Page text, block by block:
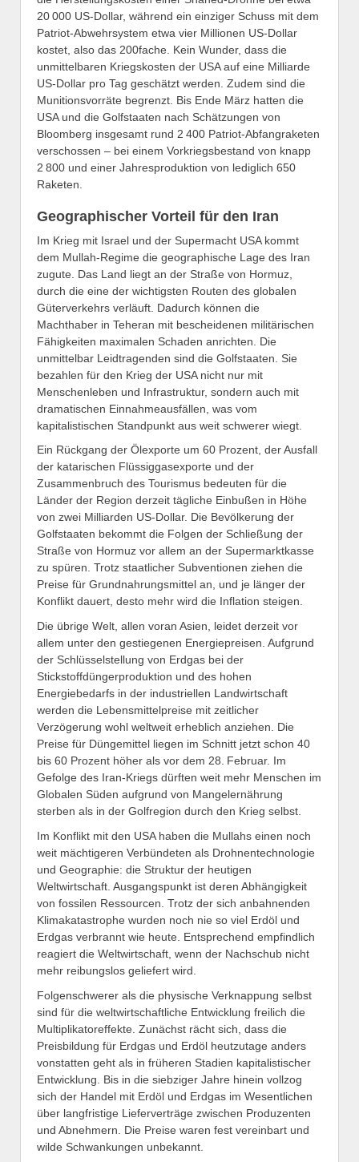
20 000 US-Dollar, während ein einziger Schuss mit dem
Patriot-Abwehrsystem etwa vier Millionen US-Dollar
kostet, also das 200fache. Kein Wunder, dass die
unmittelbaren Kriegskosten der USA auf eine Milliarde
US-Dollar pro Tag geschätzt werden. Zudem sind die
Munitionsvorräte begrenzt. Bis Ende März hatten die
USA und die Golfstaaten nach Schätzungen von
Bloomberg insgesamt rund 2 400 Patriot-Abfangraketen
verschossen – bei einem Vorkriegsbestand von knapp
2 800 und einer Jahresproduktion von lediglich 650
Raketen.
Geographischer Vorteil für den Iran
Im Krieg mit Israel und der Supermacht USA kommt
dem Mullah-Regime die geographische Lage des Iran
zugute. Das Land liegt an der Straße von Hormuz,
durch die eine der wichtigsten Routen des globalen
Güterverkehrs verläuft. Dadurch können die
Machthaber in Teheran mit bescheidenen militärischen
Fähigkeiten maximalen Schaden anrichten. Die
unmittelbar Leidtragenden sind die Golfstaaten. Sie
bezahlen für den Krieg der USA nicht nur mit
Menschenleben und Infrastruktur, sondern auch mit
dramatischen Einnahmeausfällen, was vom
kapitalistischen Standpunkt aus weit schwerer wiegt.
Ein Rückgang der Ölexporte um 60 Prozent, der Ausfall
der katarischen Flüssiggasexporte und der
Zusammenbruch des Tourismus bedeuten für die
Länder der Region derzeit tägliche Einbußen in Höhe
von zwei Milliarden US-Dollar. Die Bevölkerung der
Golfstaaten bekommt die Folgen der Schließung der
Straße von Hormuz vor allem an der Supermarktkasse
zu spüren. Trotz staatlicher Subventionen ziehen die
Preise für Grundnahrungsmittel an, und je länger der
Konflikt dauert, desto mehr wird die Inflation steigen.
Die übrige Welt, allen voran Asien, leidet derzeit vor
allem unter den gestiegenen Energiepreisen. Aufgrund
der Schlüsselstellung von Erdgas bei der
Stickstoffdüngerproduktion und des hohen
Energiebedarfs in der industriellen Landwirtschaft
werden die Lebensmittelpreise mit zeitlicher
Verzögerung wohl weltweit erheblich anziehen. Die
Preise für Düngemittel liegen im Schnitt jetzt schon 40
bis 60 Prozent höher als vor dem 28. Februar. Im
Gefolge des Iran-Kriegs dürften weit mehr Menschen im
Globalen Süden aufgrund von Mangelernährung
sterben als in der Golfregion durch den Krieg selbst.
Im Konflikt mit den USA haben die Mullahs einen noch
weit mächtigeren Verbündeten als Drohnentechnologie
und Geographie: die Struktur der heutigen
Weltwirtschaft. Ausgangspunkt ist deren Abhängigkeit
von fossilen Ressourcen. Trotz der sich anbahnenden
Klimakatastrophe wurden noch nie so viel Erdöl und
Erdgas verbrannt wie heute. Entsprechend empfindlich
reagiert die Weltwirtschaft, wenn der Nachschub nicht
mehr reibungslos geliefert wird.
Folgenschwerer als die physische Verknappung selbst
sind für die weltwirtschaftliche Entwicklung freilich die
Multiplikatoreffekte. Zunächst rächt sich, dass die
Preisbildung für Erdgas und Erdöl heutzutage anders
vonstatten geht als in früheren Stadien kapitalistischer
Entwicklung. Bis in die siebziger Jahre hinein vollzog
sich der Handel mit Erdöl und Erdgas im Wesentlichen
über langfristige Lieferverträge zwischen Produzenten
und Abnehmern. Die Preise waren fest vereinbart und
wilde Schwankungen unbekannt.